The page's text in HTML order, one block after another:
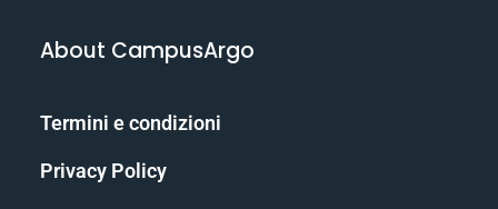
About CampusArgo
Termini e condizioni
Privacy Policy